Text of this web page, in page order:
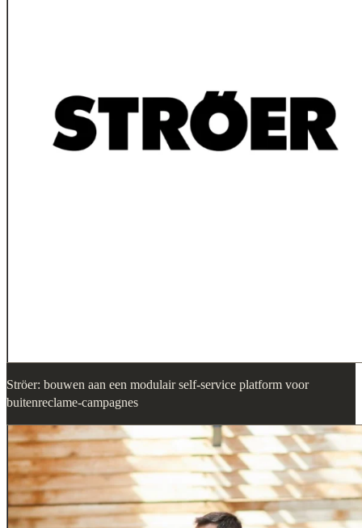
Ströer: bouwen aan een modulair self-service platform voor
buitenreclame-campagnes